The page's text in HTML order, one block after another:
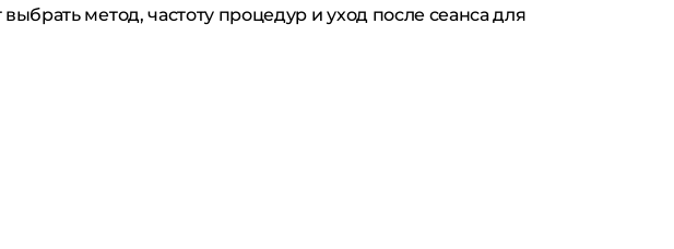
метод, частоту процедур и уход после сеанса для